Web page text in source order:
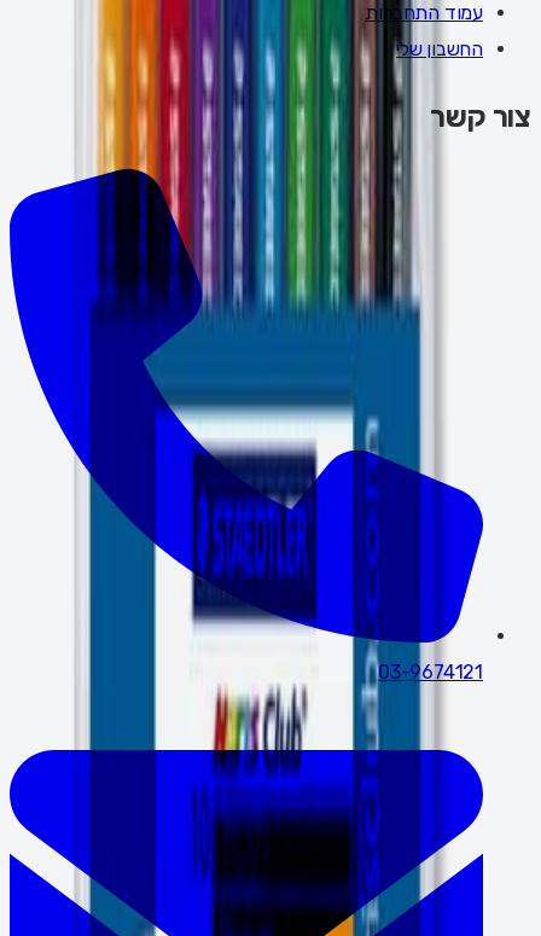
עמוד התחברות
החשבון שלי
צור קשר
03-9674121